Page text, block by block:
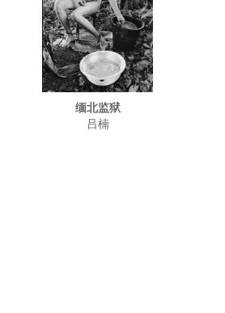
缅北监狱
吕楠